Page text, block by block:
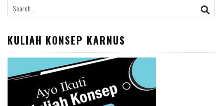
Search
for:
KULIAH KONSEP KARNUS